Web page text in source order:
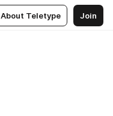
About Teletype Join